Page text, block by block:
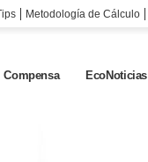
Metodología de Cálculo
Compensa EcoNoticias